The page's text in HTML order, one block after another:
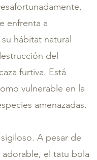
enfrenta a
hábitat natural
del
furtiva. Está
vulnerable en la
amenazadas.
A pesar de
adorable, el tatu bola